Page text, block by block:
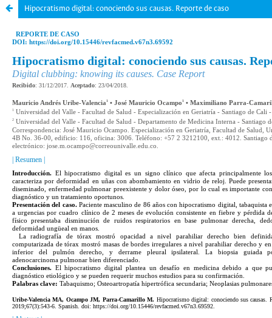
Hipocratismo digital: conociendo sus causas. Reporte de caso